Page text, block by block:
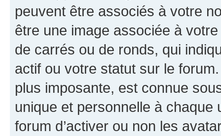
peuvent être associés à votre
être une image associée à
de carrés ou de ronds, qui
actif ou votre statut sur le
plus imposante, est connue
unique et personnelle à chaque
forum d’activer ou non les